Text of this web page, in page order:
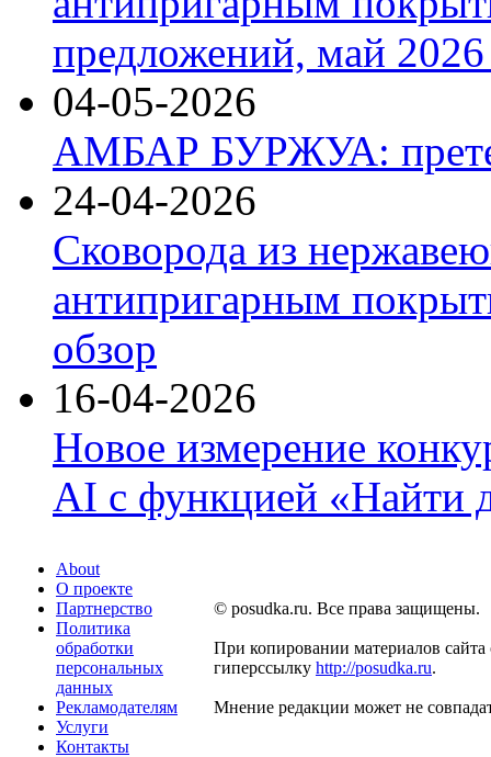
предложений, май 2026
04-05-2026
АМБАР БУРЖУА:
24-04-2026
Сковорода из
антипригарным
обзор
16-04-2026
Новое измерение
AI с функцией «Найти
About
О проекте
Партнерство
Политика
обработки
персональных
данных
Рекламодателям
Услуги
Контакты
© posudka.ru. Все права защищены.
При копировании материалов сайта
гиперссылку http://posudka.ru.
Мнение редакции может не